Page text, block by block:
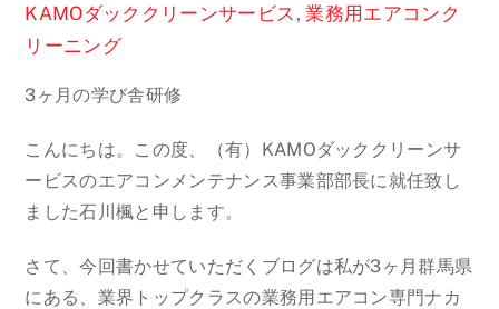
KAMOダッククリーンサービス ,業務用エアコンク
リーニング
3ヶ月の学び舎研修
こんにちは。この度、（有）KAMOダッククリーンサ
ービスのエアコンメンテナンス事業部部長に就任致し
ました石川楓と申します。
さて、今回書かせていただくブログは私が3ヶ月群馬県
にある、業界トップクラスの業務用エアコン専門ナカ